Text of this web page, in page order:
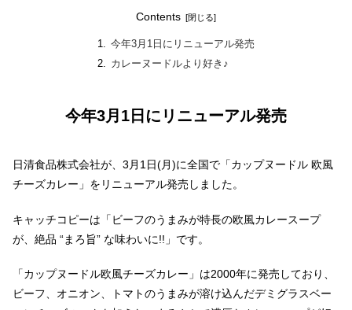
Contents
今年3月1日にリニューアル発売
カレーヌードルより好き♪
今年3月1日にリニューアル発売
日清食品株式会社が、3月1日(月)に全国で「カップヌードル 欧風
チーズカレー」をリニューアル発売しました。
キャッチコピーは「ビーフのうまみが特長の欧風カレースープ
が、絶品 “まろ旨” な味わいに!!」です。
「カップヌードル欧風チーズカレー」は2000年に発売しており、
ビーフ、オニオン、トマトのうまみが溶け込んだデミグラスベー